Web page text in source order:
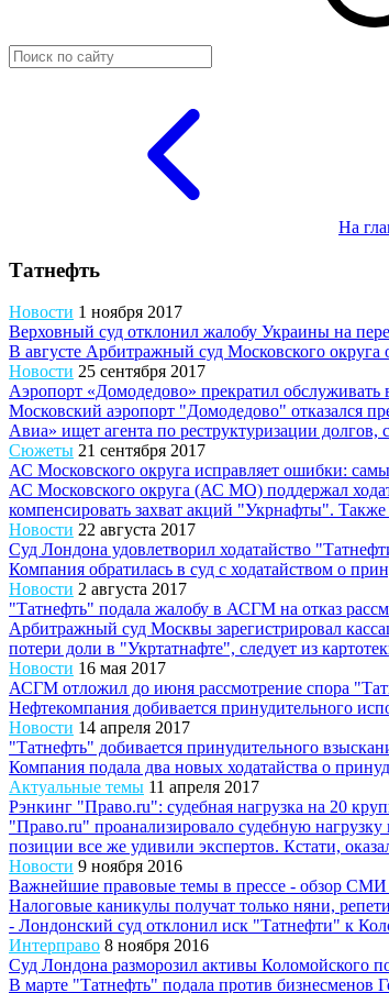
На
Татнефть
Новости 1 ноября 2017
Верховный суд отклонил жалобу Украины на
В августе Арбитражный суд Московского
Новости 25 сентября 2017
Аэропорт «Домодедово» прекратил
Московский аэропорт "Домодедово" отказался
Авиа» ищет агента по реструктуризации
Сюжеты 21 сентября 2017
АС Московского округа исправляет ошибки:
АС Московского округа (АС МО) поддержал
компенсировать захват акций "Укрнафты".
Новости 22 августа 2017
Суд Лондона удовлетворил ходатайство
Компания обратилась в суд с ходатайством о
Новости 2 августа 2017
"Татнефть" подала жалобу в АСГМ на отказ
Арбитражный суд Москвы зарегистрировал
потери доли в "Укртатнафте", следует из
Новости 16 мая 2017
АСГМ отложил до июня рассмотрение спора
Нефтекомпания добивается принудительного
Новости 14 апреля 2017
"Татнефть" добивается принудительного
Компания подала два новых ходатайства о
Актуальные темы 11 апреля 2017
Рэнкинг "Право.ru": судебная нагрузка на 20
"Право.ru" проанализировало судебную
позиции все же удивили экспертов. Кстати,
Новости 9 ноября 2016
Важнейшие правовые темы в прессе - обзор СМИ
Налоговые каникулы получат только няни,
- Лондонский суд отклонил иск "Татнефти" к
Интерправо 8 ноября 2016
Суд Лондона разморозил активы Коломойского
В марте "Татнефть" подала против бизнесменов